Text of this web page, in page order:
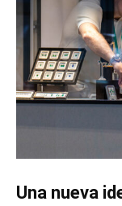
Una nueva